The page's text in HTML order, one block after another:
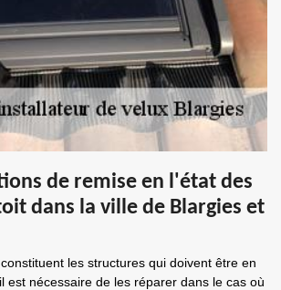
de remise en l'état des
dans la ville de Blargies et
les structures qui doivent être en
est nécessaire de les réparer dans le cas où